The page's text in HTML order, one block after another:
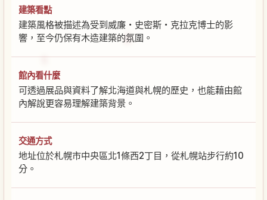
建築看點
建築風格被描述為受到威廉・史密斯・克拉克博士的影
響，至今仍保有木造建築的氛圍。
館內看什麼
可透過展品與資料了解北海道與札幌的歷史，也能藉由館
內解說更容易理解建築背景。
交通方式
地址位於札幌市中央區北1條西2丁目，從札幌站步行約10
分。